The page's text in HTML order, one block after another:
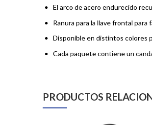
El arco de acero endurecido
Ranura para la llave frontal para
Disponible en distintos colores
Cada paquete contiene un
PRODUCTOS